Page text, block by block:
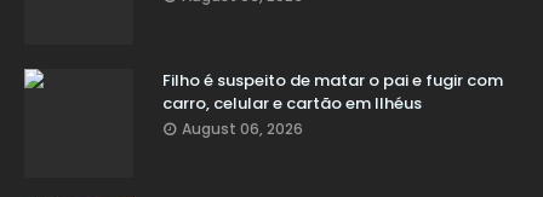
Filho é suspeito de matar o pai e fugir com
carro, celular e cartão em Ilhéus
August 06, 2026